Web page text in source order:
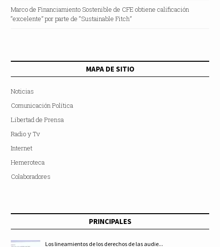
Marco de Financiamiento Sostenible de CFE obtiene calificación
“excelente” por parte de “Sustainable Fitch”
MAPA DE SITIO
Noticias
Comunicación Política
Libertad de Prensa
Radio y Tv
Internet
Hemeroteca
Colaboradores
PRINCIPALES
Los lineamientos de los derechos de las audie...